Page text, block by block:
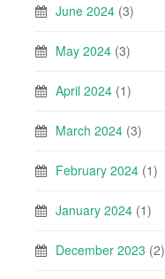
June 2024 (3)
May 2024 (3)
April 2024 (1)
March 2024 (3)
February 2024 (1)
January 2024 (1)
December 2023 (2)